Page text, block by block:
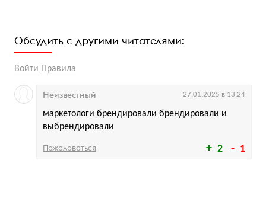
Обсудить с другими читателями:
Войти Правила
2 1
маркетологи брендировали брендировали и
выбрендировали
Неизвестный 27.01.2025 в 13:24
Пожаловаться